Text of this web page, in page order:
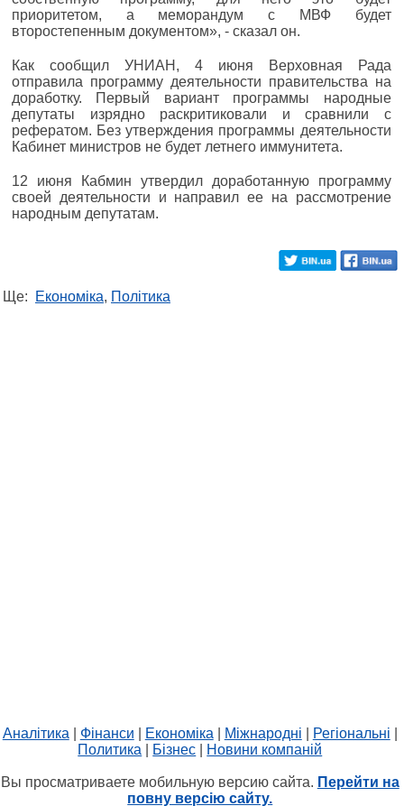
приоритетом, а меморандум с МВФ будет
второстепенным документом», - сказал он.
Как сообщил УНИАН, 4 июня Верховная Рада
отправила программу деятельности правительства на
доработку. Первый вариант программы народные
депутаты изрядно раскритиковали и сравнили с
рефератом. Без утверждения программы деятельности
Кабинет министров не будет летнего иммунитета.
12 июня Кабмин утвердил доработанную программу
своей деятельности и направил ее на рассмотрение
народным депутатам.
Ще: Економіка, Політика
Аналітика Фінанси Економіка Міжнародні Регіональні
Политика
Бізнес Новини компаній
Вы просматриваете мобильную версию сайта. Перейти на
повну версію сайту.